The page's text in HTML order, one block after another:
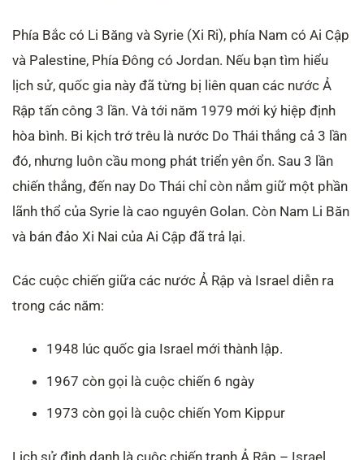
Phía Bắc có Li Băng và Syrie (Xi Ri), phía Nam có Ai Cập
và Palestine, Phía Đông có Jordan. Nếu bạn tìm hiểu
lịch sử, quốc gia này đã từng bị liên quan các nước Ả
Rập tấn công 3 lần. Và tới năm 1979 mới ký hiệp định
hòa bình. Bi kịch trớ trêu là nước Do Thái thắng cả 3 lần
đó, nhưng luôn cầu mong phát triển yên ổn. Sau 3 lần
chiến thắng, đến nay Do Thái chỉ còn nắm giữ một phần
lãnh thổ của Syrie là cao nguyên Golan. Còn Nam Li Băn
và bán đảo Xi Nai của Ai Cập đã trả lại.
Các cuộc chiến giữa các nước Ả Rập và Israel diễn ra
trong các năm:
1948 lúc quốc gia Israel mới thành lập.
1967 còn gọi là cuộc chiến 6 ngày
1973 còn gọi là cuộc chiến Yom Kippur